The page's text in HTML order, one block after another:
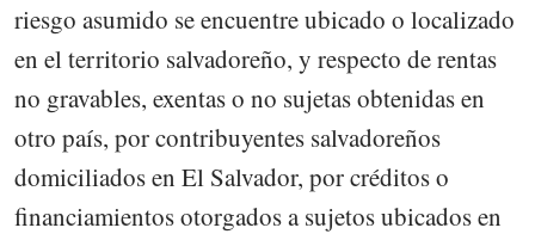
riesgo asumido se encuentre ubicado o localizado
en el territorio salvadoreño, y respecto de rentas
no gravables, exentas o no sujetas obtenidas en
otro país, por contribuyentes salvadoreños
domiciliados en El Salvador, por créditos o
financiamientos otorgados a sujetos ubicados en